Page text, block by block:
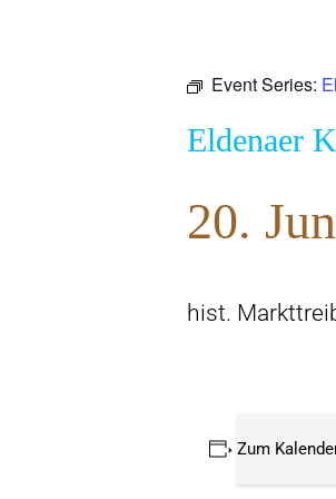
Event Series:
Eldenaer
20.
hist.
Zum